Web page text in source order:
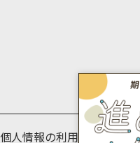
個人情報の利用目的につい